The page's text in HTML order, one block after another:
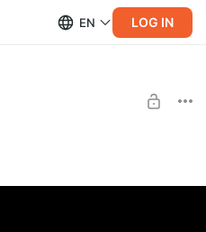
EN LOG IN